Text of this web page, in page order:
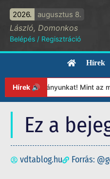
2026. augusztus 8.
László, Domonkos
Belépés / Regisztráció
Hírek
Hírek 🔊
Alapítványunkat! Mint az már
Ez a
vdtablog.hu Forrás: